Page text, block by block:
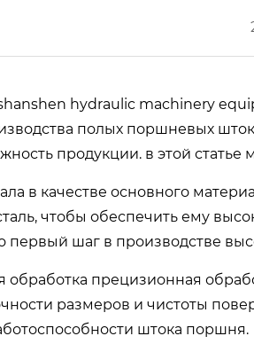
hydraulic machinery
полых поршневых
продукции. в этой
в качестве основного
чтобы обеспечить ему
первый шаг в производстве
обработка прецизионная
размеров и чистоты
штока поршня.